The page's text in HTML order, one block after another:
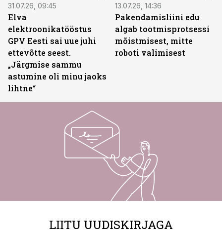
31.07.26, 09:45
Elva
elektroonikatööstus
GPV Eesti sai uue juhi
ettevõtte seest.
„Järgmise sammu
astumine oli minu jaoks
lihtne“
13.07.26, 14:36
Pakendamisliini edu
algab tootmisprotsessi
mõistmisest, mitte
roboti valimisest
LIITU UUDISKIRJAGA